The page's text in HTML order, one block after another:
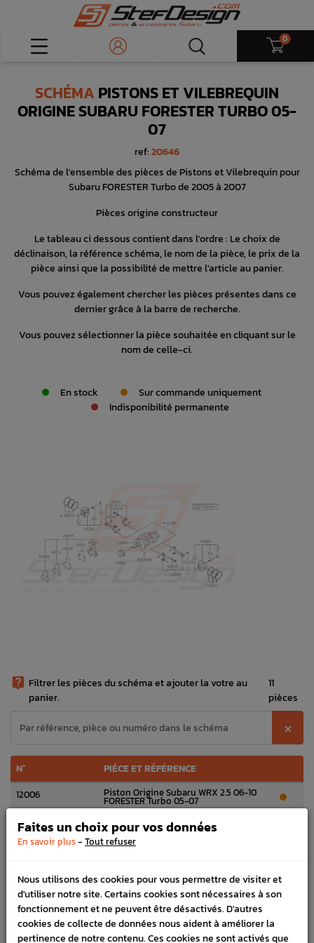
0
SCHÉMA PISTONS ET VILEBREQUIN
ORIGINE SUBARU FORESTER TURBO 05-
07
ref:20646
Schéma de l'ensemble des pièces de Pistons et Vilebrequin pour
Subaru FORESTER Turbo de 2005 à 2007
Pièces origine constructeur
Le tableau ci dessous contient dans l'ordre : Le choix de
déclinaison, la référence schéma, le nom de la pièce, le prix de la
pièce ainsi que la possibilité de mettre l'article au panier.
Vous pouvez également chercher les pièces présentes dans ce
dernier grâce à la barre de recherche.
Vous pouvez sélectionner la pièce souhaitée en cliquant sur le
nom de celle-ci.
En stock
Sur commande uniquement
Indisponibilité permanente
 Filtrer les pièces du schéma et ajouter la votre au
panier.
11
pièces
⨉
N° PIÉCE ET RÉFÉRENCE
12006 Piston Origine Subaru WRX 2.5 06-10
FORESTER Turbo 05-07
12033 Segmentation Origine Subaru WRX 2.5L
12100 Bielle Origine Subaru WRX (2.5L) 06-11
STI 01-07 FORESTER 05-07
110,51 € 
Faites un choix pour vos données
En savoir plus- Tout refuser
Nous utilisons des cookies pour vous permettre de visiter et
d'utiliser notre site. Certains cookies sont nécessaires à son
fonctionnement et ne peuvent être désactivés. D'autres
cookies de collecte de données nous aident à améliorer la
pertinence de notre contenu. Ces cookies ne sont activés que